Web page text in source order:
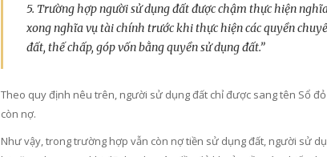
5. Trường hợp người sử dụng đất được chậm thực hiện
xong nghĩa vụ tài chính trước khi thực hiện các quyền
đất, thế chấp, góp vốn bằng quyền sử dụng đất.”
Theo quy định nêu trên, người sử dụng đất chỉ được sang tên Sổ
còn nợ.
Như vậy, trong trường hợp vẫn còn nợ tiền sử dụng đất, người sử